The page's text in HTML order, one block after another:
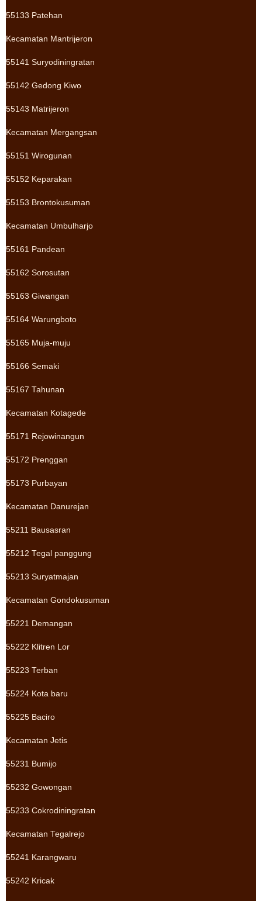
55133 Patehan
Kecamatan Mantrijeron
55141 Suryodiningratan
55142 Gedong Kiwo
55143 Matrijeron
Kecamatan Mergangsan
55151 Wirogunan
55152 Keparakan
55153 Brontokusuman
Kecamatan Umbulharjo
55161 Pandean
55162 Sorosutan
55163 Giwangan
55164 Warungboto
55165 Muja-muju
55166 Semaki
55167 Tahunan
Kecamatan Kotagede
55171 Rejowinangun
55172 Prenggan
55173 Purbayan
Kecamatan Danurejan
55211 Bausasran
55212 Tegal panggung
55213 Suryatmajan
Kecamatan Gondokusuman
55221 Demangan
55222 Klitren Lor
55223 Terban
55224 Kota baru
55225 Baciro
Kecamatan Jetis
55231 Bumijo
55232 Gowongan
55233 Cokrodiningratan
Kecamatan Tegalrejo
55241 Karangwaru
55242 Kricak